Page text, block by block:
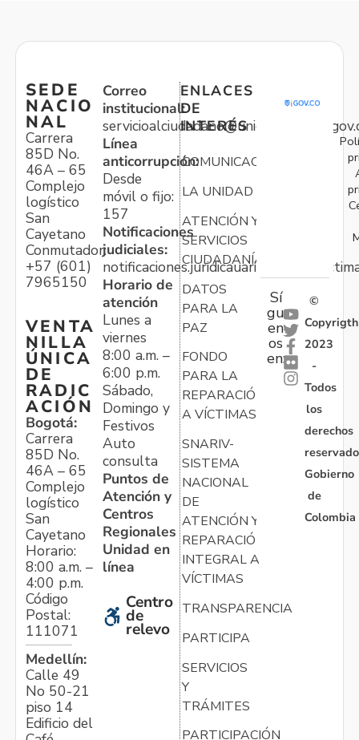
SEDE
NACIO
NAL
Carrera
85D No.
46A – 65
Complejo
logístico
San
Cayetano
Conmutador:
+57 (601)
7965150
VENTA
NILLA
ÚNICA
DE
RADIC
ACIÓN
Bogotá:
Carrera
85D No.
46A – 65
Complejo
logístico
San
Cayetano
Horario:
8:00 a.m. –
4:00 p.m.
Código
Postal:
111071
Medellín:
Calle 49
No 50-21
piso 14
Edificio del
Correo
institucional:
Línea
anticorrupción:
Desde
móvil o fijo:
157
Notificaciones
judiciales:
Horario de
atención
Lunes a
viernes
8:00 a.m. –
6:00 p.m.
Sábado,
Domingo y
Festivos
Auto
consulta
Puntos de
Atención y
Centros
Regionales
Unidad en
línea
Centro
de
relevo
ENLACES
DE
INTERÉS
COMUNICACIONES
LA UNIDAD
ATENCIÓN Y
SERVICIOS
CIUDADANÍA
DATOS
PARA LA
PAZ
FONDO
PARA LA
REPARACIÓN
A VÍCTIMAS
SNARIV-
SISTEMA
NACIONAL
DE
ATENCIÓN Y
REPARACIÓN
INTEGRAL A
VÍCTIMAS
TRANSPARENCIA
PARTICIPA
SERVICIOS
Y
TRÁMITES
PARTICIPACIÓN
Sí
gu
en
os
en:
©
Copyrigth
2023
-
Todos
los
derechos
Gobierno
de
Colombia